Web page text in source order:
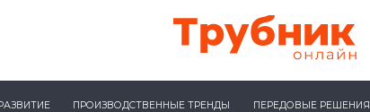
ПРОИЗВОДСТВЕННЫЕ ТРЕНДЫ ПЕРЕДОВЫЕ РЕШЕНИЯ